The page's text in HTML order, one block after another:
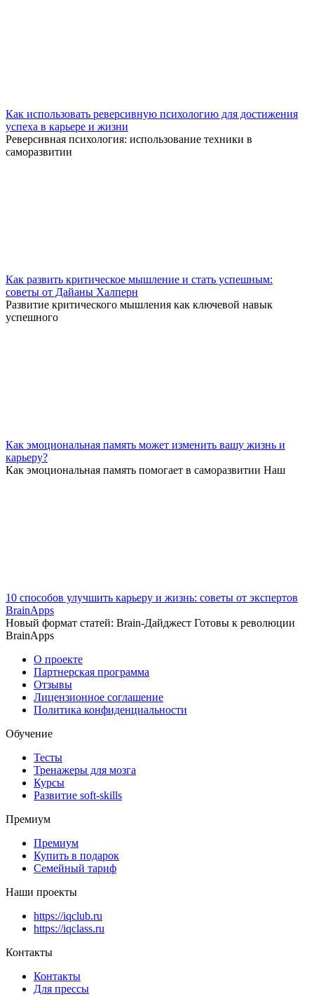
Как использовать реверсивную психологию для достижения
успеха в карьере и жизни
Реверсивная психология: использование техники в
саморазвитии
Как развить критическое мышление и стать успешным:
советы от Дайаны Халперн
Развитие критического мышления как ключевой навык
успешного
Как эмоциональная память может изменить вашу жизнь и
карьеру?
Как эмоциональная память помогает в саморазвитии Наш
10 способов улучшить карьеру и жизнь: советы от экспертов
BrainApps
Новый формат статей: Brain-Дайджест Готовы к революции
BrainApps
О проекте
Партнерская программа
Отзывы
Лицензионное соглашение
Политика конфиденциальности
Обучение
Тесты
Тренажеры для мозга
Курсы
Развитие soft-skills
Премиум
Премиум
Купить в подарок
Семейный тариф
Наши проекты
https://iqclub.ru
https://iqclass.ru
Контакты
Контакты
Для прессы